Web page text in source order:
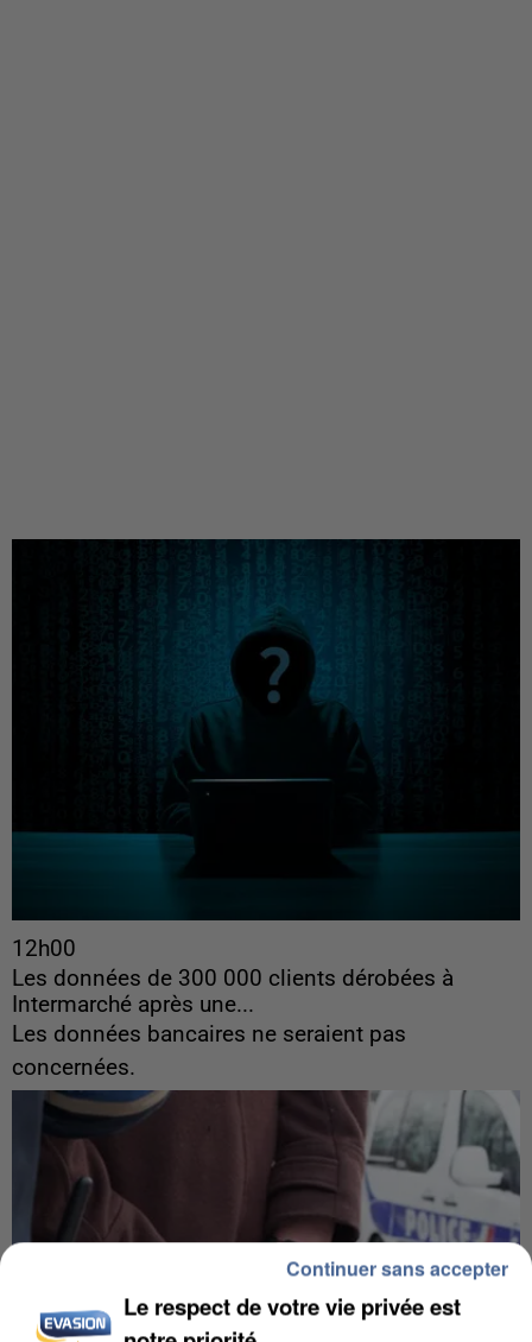
12h00
Les données de 300 000 clients dérobées à
Intermarché après une...
Les données bancaires ne seraient pas
concernées.
Le respect de votre vie privée est
Continuer sans accepter